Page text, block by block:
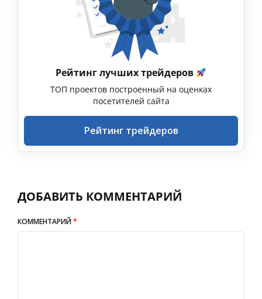
Рейтинг лучших трейдеров
ТОП проектов построенный на оценках
посетителей сайта
Рейтинг трейдеров
ДОБАВИТЬ КОММЕНТАРИЙ
КОММЕНТАРИЙ*